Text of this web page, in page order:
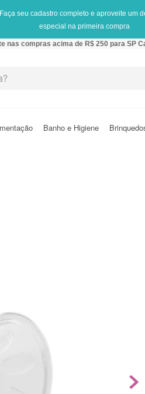
Faça seu cadastro completo e aproveite um
especial na primeira compra
nas compras acima de R$ 250 para SP
Banho e Higiene